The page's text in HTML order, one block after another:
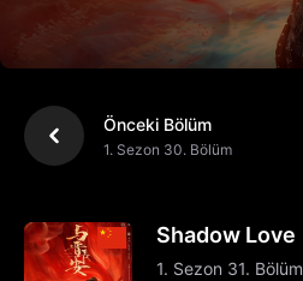
Önceki Bölüm
1. Sezon 30. Bölüm
Shadow Love
1. Sezon 31. Bölüm